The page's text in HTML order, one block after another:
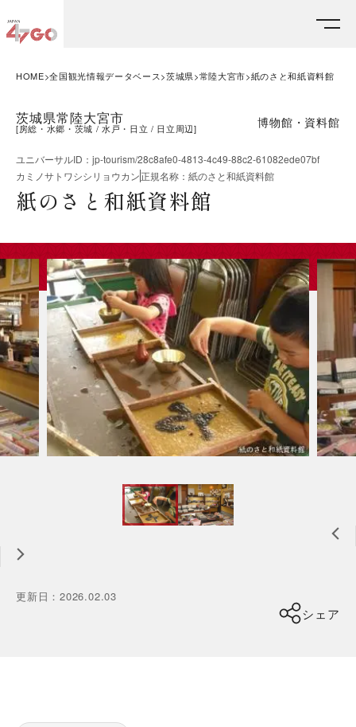
HOME 全国観光情報データベース 茨城県 常陸大宮市 紙のさと和紙資料館
茨城県常陸大宮市
[房総・水郷・茨城 水戸・日立 日立周辺] 博物館・資料館
ユニバーサルID ： jp-tourism/28c8afe0-4813-4c49-88c2-61082ede07bf
カミノサトワシシリョウカン正規名称 ： 紙のさと和紙資料館
紙のさと和紙資料館
更新日 ：2026.02.03
シェア